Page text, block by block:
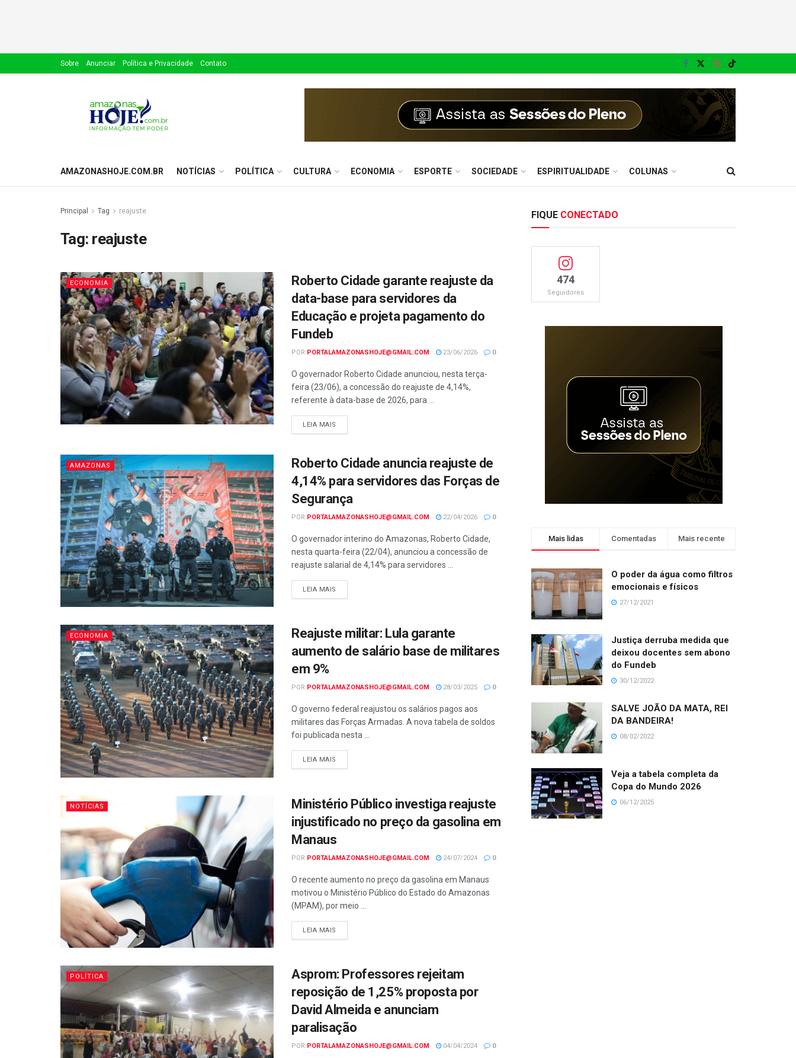
Sobre Anunciar Política e Privacidade Contato
AMAZONASHOJE.COM.BR NOTÍCIAS POLÍTICA CULTURA ECONOMIA ESPORTE SOCIEDADE ESPIRITUALIDADE COLUNAS
Principal Tag reajuste
Tag: reajuste
ECONOMIA
Roberto Cidade garante reajuste da
data-base para servidores da
Educação e projeta pagamento do
Fundeb
POR PORTALAMAZONASHOJE@GMAIL.COM 23/06/2026 0
O governador Roberto Cidade anunciou, nesta terça-
feira (23/06), a concessão do reajuste de 4,14%,
referente à data-base de 2026, para ...
LEIA MAIS
AMAZONAS
Roberto Cidade anuncia reajuste de
4,14% para servidores das Forças de
Segurança
POR PORTALAMAZONASHOJE@GMAIL.COM 22/04/2026 0
O governador interino do Amazonas, Roberto Cidade,
nesta quarta-feira (22/04), anunciou a concessão de
reajuste salarial de 4,14% para servidores ...
LEIA MAIS
ECONOMIA
Reajuste militar: Lula garante
aumento de salário base de militares
em 9%
POR PORTALAMAZONASHOJE@GMAIL.COM 28/03/2025 0
O governo federal reajustou os salários pagos aos
militares das Forças Armadas. A nova tabela de soldos
foi publicada nesta ...
LEIA MAIS
NOTÍCIAS
Ministério Público investiga reajuste
injustificado no preço da gasolina em
Manaus
POR PORTALAMAZONASHOJE@GMAIL.COM 24/07/2024 0
O recente aumento no preço da gasolina em Manaus
motivou o Ministério Público do Estado do Amazonas
(MPAM), por meio ...
LEIA MAIS
POLÍTICA
Asprom: Professores rejeitam
reposição de 1,25% proposta por
David Almeida e anunciam
paralisação
POR PORTALAMAZONASHOJE@GMAIL.COM 04/04/2024 0
FIQUE CONECTADO
474
Seguidores
Mais lidas Comentadas Mais recente
O poder da água como filtros
emocionais e físicos
27/12/2021
Justiça derruba medida que
deixou docentes sem abono
do Fundeb
30/12/2022
SALVE JOÃO DA MATA, REI
DA BANDEIRA!
08/02/2022
Veja a tabela completa da
Copa do Mundo 2026
06/12/2025